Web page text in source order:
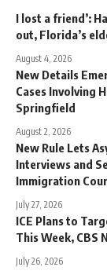
I lost a friend’:
out, Florida’s
August 4, 2026
New Details
Cases Involving
Springfield
August 2, 2026
New Rule Lets
Interviews and
Immigration
July 27, 2026
ICE Plans to
This Week, CBS
July 26, 2026